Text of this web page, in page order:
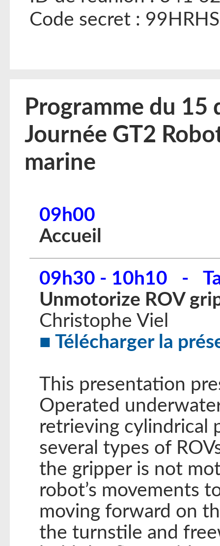
Code secret : 99HRHS
Programme du 15
Journée GT2
marine
09h00
Accueil
09h30 - 10h10 -
Unmotorize ROV
Christophe Viel
Télécharger la
This presentation
Operated
retrieving cylindrical
several types of
the gripper is not
robot’s movements
moving forward on
the turnstile and